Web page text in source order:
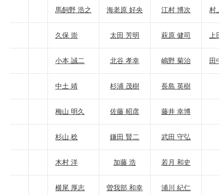
馬飼野 浩之 海老原 好央 江村 博次 村
久保 崇 太田 芳明 萩原 健司
小本 誠二 北谷 孝幸 嶋野 菊治 田
中土 靖 杉浦 茂樹 長島 英樹
梅山 明久 佐藤 昭彦 藤井 幸博
杉山 稔 鎌田 賢二 武田 守弘
木村 洋 加藤 浩 若月 和史
横尾 厚志 曽我部 和幸 浦川 紀仁